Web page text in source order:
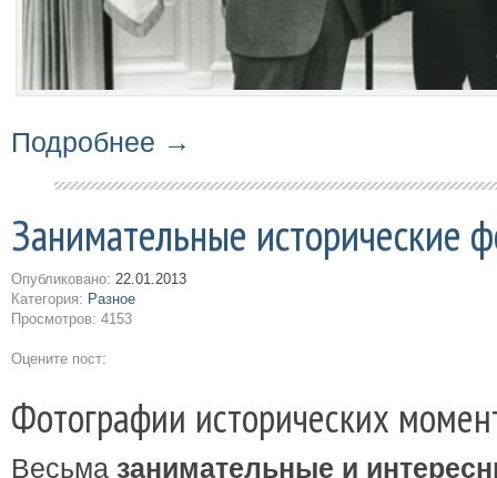
Подробнее →
Занимательные исторические
Опубликовано: 22.01.2013
Категория: Разное
Просмотров: 4153
Оцените пост:
Фотографии исторических
Весьма занимательные и